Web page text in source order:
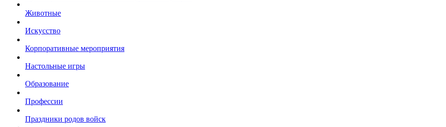
Животные
Искусство
Корпоративные мероприятия
Настольные игры
Образование
Профессии
Праздники родов войск